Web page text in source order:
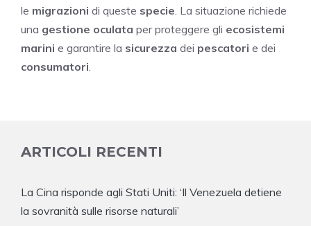
le migrazioni di queste specie. La situazione richiede
una gestione oculata per proteggere gli ecosistemi
marini e garantire la sicurezza dei pescatori e dei
consumatori.
ARTICOLI RECENTI
La Cina risponde agli Stati Uniti: ‘Il Venezuela detiene
la sovranità sulle risorse naturali’